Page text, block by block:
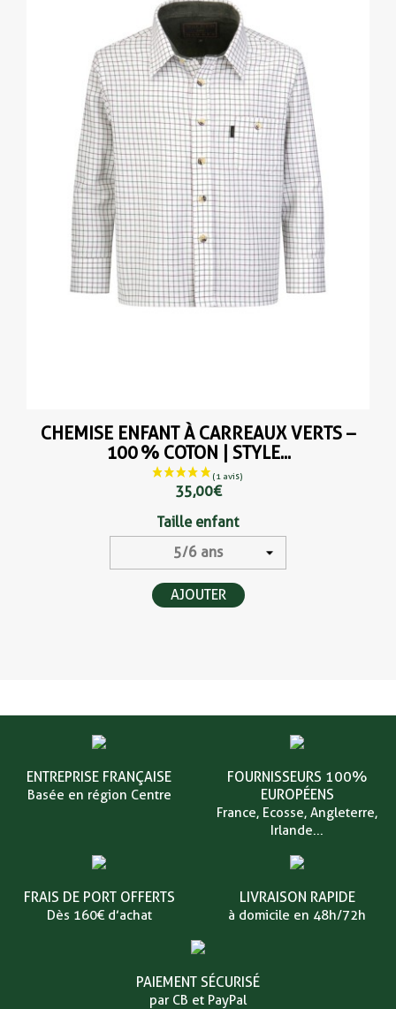
CHEMISE ENFANT À CARREAUX VERTS –
100 % COTON | STYLE...
35,00 €
Taille enfant
AJOUTER
ENTREPRISE FRANÇAISE
Basée en région Centre
FOURNISSEURS 100%
EUROPÉENS
France, Ecosse, Angleterre,
Irlande...
FRAIS DE PORT OFFERTS
Dès 160€ d’achat
LIVRAISON RAPIDE
à domicile en 48h/72h
PAIEMENT SÉCURISÉ
par CB et PayPal